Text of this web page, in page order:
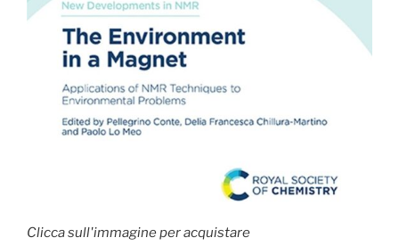
Clicca sull'immagine per acquistare